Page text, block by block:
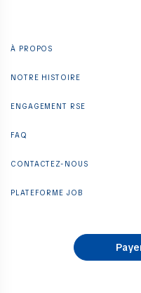
À PROPOS
NOTRE HISTOIRE
ENGAGEMENT RSE
FAQ
CONTACTEZ-NOUS
PLATEFORME JOB